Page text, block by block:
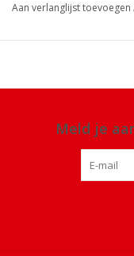
Aan verlanglijst toevoegen
Meld je